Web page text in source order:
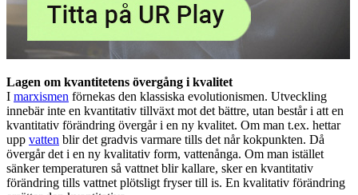
Lagen om kvantitetens övergång i kvalitet
I marxismen förnekas den klassiska evolutionismen. Utveckling
innebär inte en kvantitativ tillväxt mot det bättre, utan består i att en
kvantitativ förändring övergår i en ny kvalitet. Om man t.ex. hettar
upp vatten blir det gradvis varmare tills det når kokpunkten. Då
övergår det i en ny kvalitativ form, vattenånga. Om man istället
sänker temperaturen så vattnet blir kallare, sker en kvantitativ
förändring tills vattnet plötsligt fryser till is. En kvalitativ förändring